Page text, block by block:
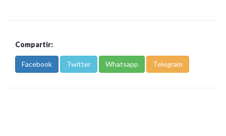
Compartir:
Facebook Twitter Whatsapp Telegram